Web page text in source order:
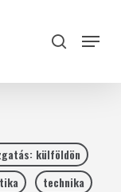
search
Menu
külföldön
technika
Close